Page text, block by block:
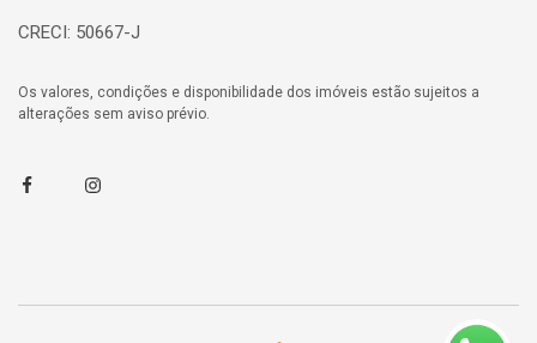
CRECI: 50667-J
Os valores, condições e disponibilidade dos imóveis estão sujeitos a
alterações sem aviso prévio.
FacebookInstagram